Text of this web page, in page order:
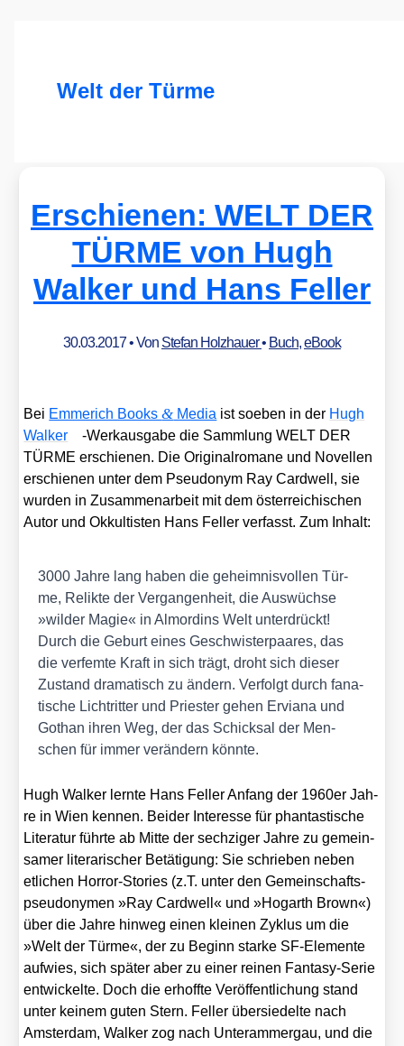
Welt der Türme
Erschienen: WELT DER
TÜRME von Hugh
Walker und Hans Feller
30.03.2017• Von Stefan Holzhauer• Buch,eBook
Bei Emme­rich Books& Media ist soeben in der Hugh
Wal­ker
-Werk­aus­ga­be die Samm­lung WELT DER
TÜRME erschie­nen. Die Ori­gi­nal­ro­ma­ne und Novel­len
erschie­nen unter dem Pseud­onym Ray Card­well, sie
wur­den in Zusam­men­ar­beit mit dem öster­rei­chi­schen
Autor und Okkul­tis­ten Hans Fel­ler ver­fasst. Zum Inhalt:
3000 Jah­re lang haben die geheim­nis­vol­len Tür­
me, Relik­te der Ver­gan­gen­heit, die Aus­wüch­se
»wil­der Magie« in Almord­ins Welt unter­drückt!
Durch die Geburt eines Geschwis­ter­paa­res, das
die ver­fem­te Kraft in sich trägt, droht sich die­ser
Zustand dra­ma­tisch zu ändern. Ver­folgt durch fana­
ti­sche Lich­trit­ter und Pries­ter gehen Ervi­a­na und
Gothan ihren Weg, der das Schick­sal der Men­
schen für immer ver­än­dern könn­te.
Hugh Wal­ker lern­te Hans Fel­ler Anfang der 1960er Jah­
re in Wien ken­nen. Bei­der Inter­es­se für phan­tas­ti­sche
Lite­ra­tur führ­te ab Mit­te der sech­zi­ger Jah­re zu gemein­
sa­mer lite­ra­ri­scher Betä­ti­gung: Sie schrie­ben neben
etli­chen Hor­ror-Sto­ries (z.T. unter den Gemein­schafts­
pseud­ony­men »Ray Card­well« und »Hogarth Brown«)
über die Jah­re hin­weg einen klei­nen Zyklus um die
»Welt der Tür­me«, der zu Beginn star­ke SF-Ele­men­te
auf­wies, sich spä­ter aber zu einer rei­nen Fan­ta­sy-Serie
ent­wi­ckel­te. Doch die erhoff­te Ver­öf­fent­li­chung stand
unter kei­nem guten Stern. Fel­ler über­sie­del­te nach
Ams­ter­dam, Wal­ker zog nach Unter­am­mer­gau, und die